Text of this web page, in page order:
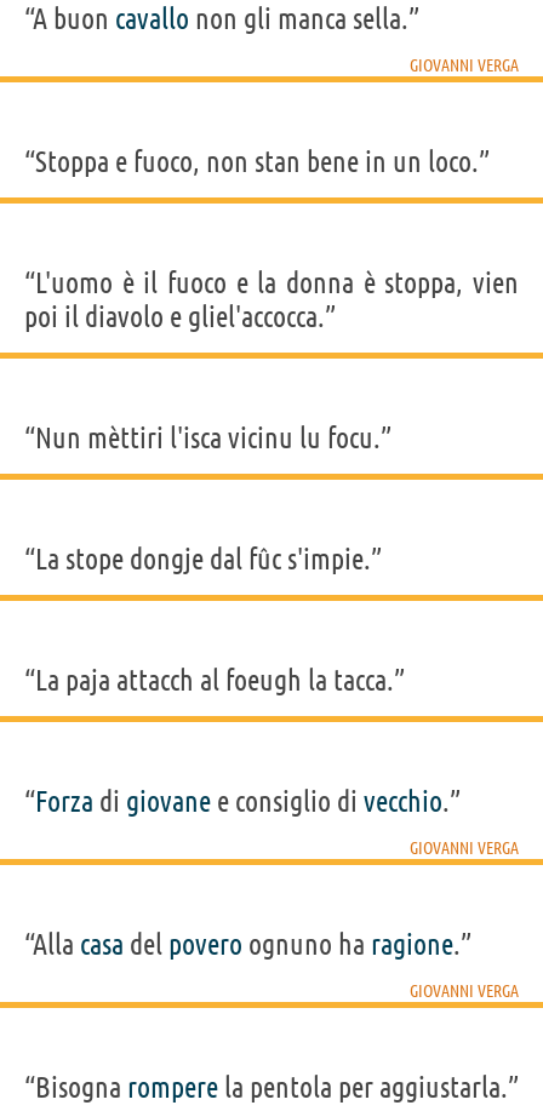
“A buon cavallo non gli manca sella.”
GIOVANNI VERGA
“Stoppa e fuoco, non stan bene in un loco.”
“L'uomo è il fuoco e la donna è stoppa, vien
poi il diavolo e gliel'accocca.”
“Nun mèttiri l'isca vicinu lu focu.”
“La stope dongje dal fûc s'impie.”
“La paja attacch al foeugh la tacca.”
“Forza di giovane e consiglio di vecchio.”
GIOVANNI VERGA
“Alla casa del povero ognuno ha ragione.”
GIOVANNI VERGA
“Bisogna rompere la pentola per aggiustarla.”